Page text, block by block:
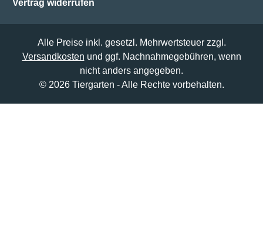
Vertrag widerrufen
Alle Preise inkl. gesetzl. Mehrwertsteuer zzgl.
Versandkosten und ggf. Nachnahmegebühren, wenn
nicht anders angegeben.
© 2026 Tiergarten - Alle Rechte vorbehalten.